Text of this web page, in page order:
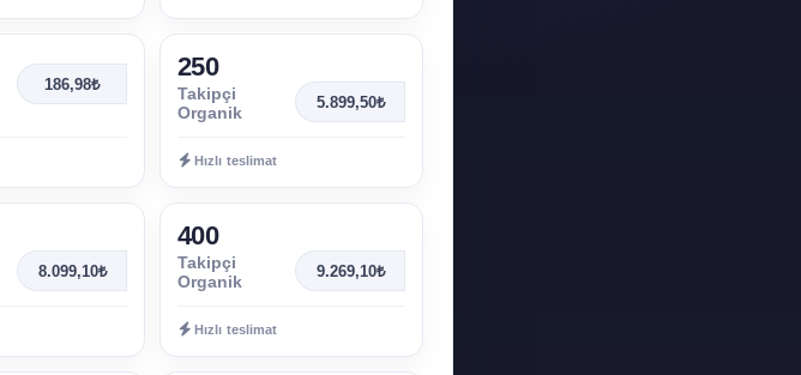
186,98₺
250
Takipçi
Organik
5.899,50₺
Hızlı teslimat
8.099,10₺
400
Takipçi
Organik
9.269,10₺
Hızlı teslimat